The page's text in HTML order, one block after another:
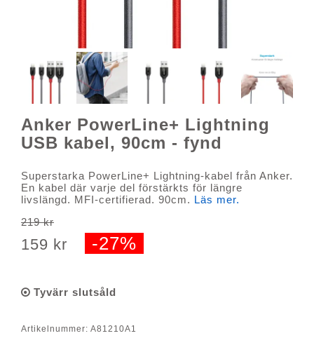
Anker PowerLine+ Lightning
USB kabel, 90cm - fynd
Superstarka PowerLine+ Lightning-kabel från Anker.
En kabel där varje del förstärkts för längre
livslängd. MFI-certifierad. 90cm. Läs mer.
219 kr
159 kr -27%
Tyvärr slutsåld
Artikelnummer: A81210A1